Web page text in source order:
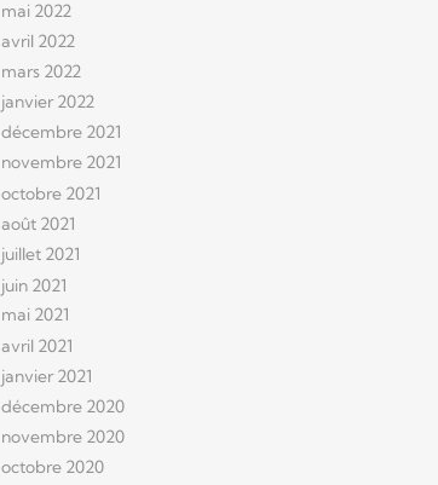
mai 2022
avril 2022
mars 2022
janvier 2022
décembre 2021
novembre 2021
octobre 2021
août 2021
juillet 2021
juin 2021
mai 2021
avril 2021
janvier 2021
décembre 2020
novembre 2020
octobre 2020